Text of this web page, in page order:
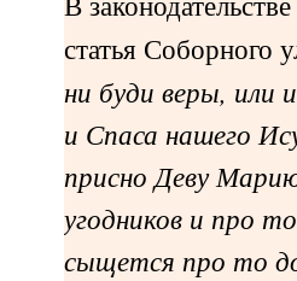
статья Соборного
ни буди веры, или
и Спаса нашего
присно Деву
угодников и про
сыщется про то